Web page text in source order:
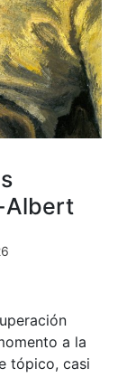
Albert
a la
tópico, casi